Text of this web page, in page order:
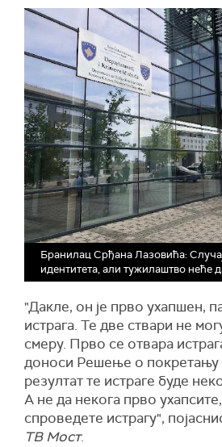
Бранилац Срђана Лазовића:
идентитета, али тужилаштво неће
"Дакле, он је прво ухапшен,
истрага. Те две ствари не
смеру. Прво се отвара
доноси Решење о покретању
резултат те истраге буде
А не да некога прво
спроведете истрагу",
ТВ Мост.